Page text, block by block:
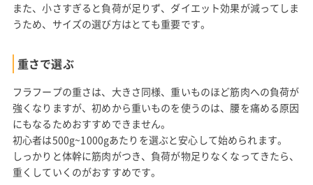
また、小さすぎると負荷が足りず、ダイエット効果が減ってしま
うため、サイズの選び方はとても重要です。
重さで選ぶ
フラフープの重さは、大きさ同様、重いものほど筋肉への負荷が
強くなりますが、初めから重いものを使うのは、腰を痛める原因
にもなるためおすすめできません。
初心者は500g~1000gあたりを選ぶと安心して始められます。
しっかりと体幹に筋肉がつき、負荷が物足りなくなってきたら、
重くしていくのがおすすめです。